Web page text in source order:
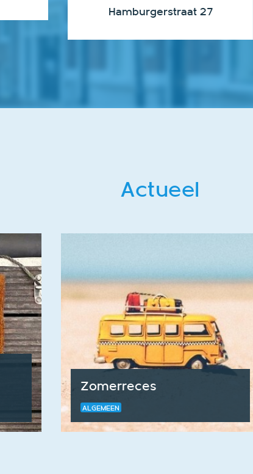
Hamburgerstraat 27
Actueel
Zomerreces
ALGEMEEN